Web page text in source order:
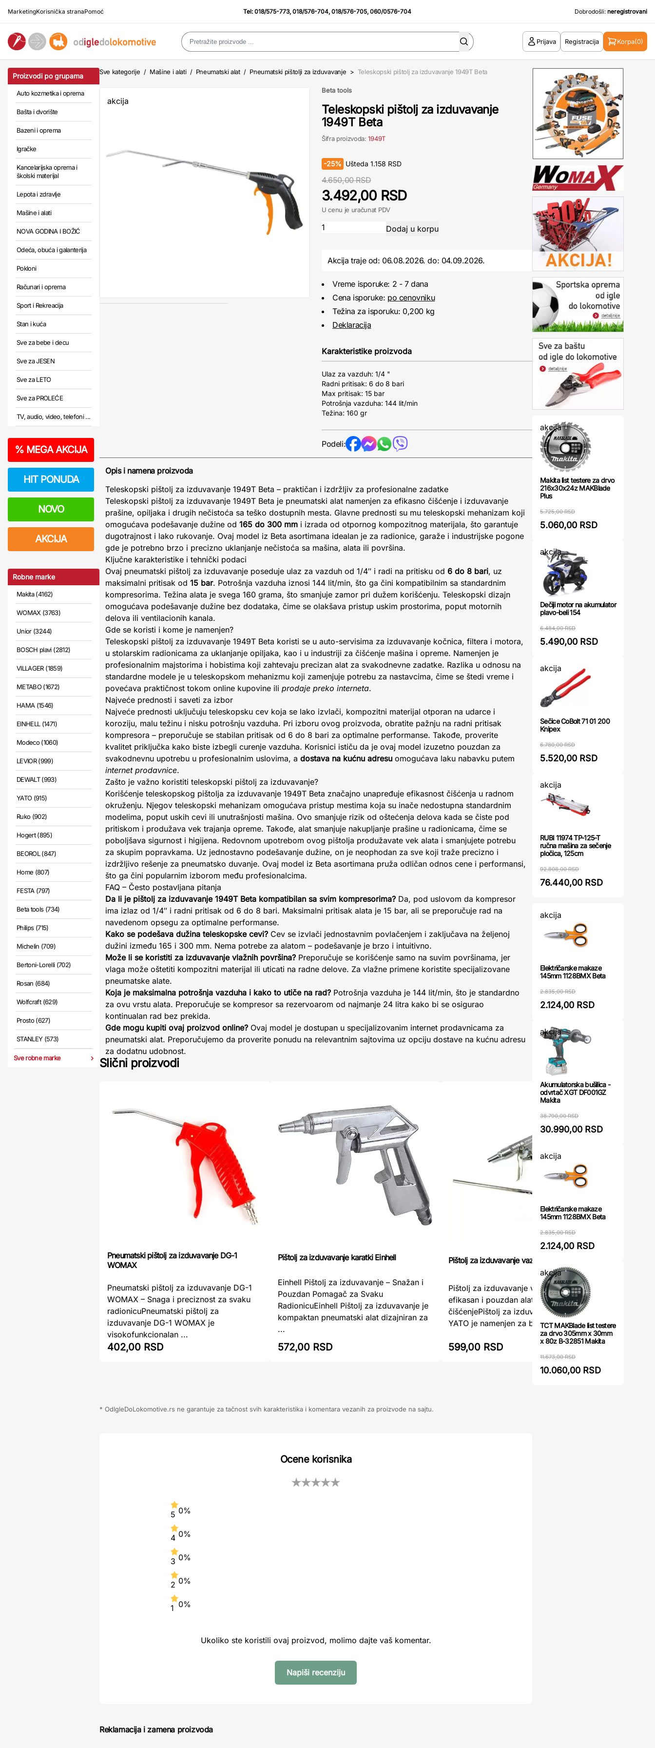
MarketingKorisnička stranaPomoć Tel:018/575-773,018/576-704,018/576-705,060/0576-704 Dobrodošli: neregistrovani
Prijava Registracija Korpa(0)
Proizvodi po grupama
Auto kozmetika i oprema
Bašta i dvorište
Bazeni i oprema
Igračke
Kancelarijska oprema i
školski materijal
Lepota i zdravlje
Mašine i alati
NOVA GODINA I BOŽIĆ
Odeća, obuća i galanterija
Pokloni
Računari i oprema
Sport i Rekreacija
Stan i kuća
Sve za bebe i decu
Sve za JESEN
Sve za LETO
Sve za PROLEĆE
TV, audio, video, telefoni ...
% MEGA AKCIJA
HIT PONUDA
NOVO
AKCIJA
Robne marke
Makita (4162)
WOMAX (3763)
Unior (3244)
BOSCH plavi (2812)
VILLAGER (1859)
METABO (1672)
HAMA (1546)
EINHELL (1471)
Modeco (1060)
LEVIOR (999)
DEWALT (993)
YATO (915)
Ruko (902)
Hogert (895)
BEOROL (847)
Home (807)
FESTA (797)
Beta tools (734)
Philips (715)
Michelin (709)
Bertoni-Lorelli (702)
Rosan (684)
Wolfcraft (629)
Prosto (627)
STANLEY (573)
Sve robne marke
Sve kategorije / Mašine i alati / Pneumatski alat / Pneumatski pištolji za izduvavanje > Teleskopski pištolj za izduvavanje 1949T Beta
akcija
Beta tools
Teleskopski pištolj za izduvavanje
1949T Beta
Šifra proizvoda:1949T
-25% Ušteda 1.158 RSD
4.650,00 RSD
3.492,00 RSD
U cenu je uračunat PDV
Akcija traje od: 06.08.2026.do: 04.09.2026.
Vreme isporuke: 2 - 7 dana
Cena isporuke: po cenovniku
Težina za isporuku: 0,200 kg
Deklaracija
Karakteristike proizvoda
Ulaz za vazduh: 1/4 "
Radni pritisak: 6 do 8 bari
Max pritisak: 15 bar
Potrošnja vazduha: 144 lit/min
Težina: 160 gr
Podeli:
Opis i namena proizvoda
Teleskopski pištolj za izduvavanje 1949T Beta – praktičan i izdržljiv za profesionalne zadatke
Teleskopski pištolj za izduvavanje 1949T Beta je pneumatski alat namenjen za efikasno čišćenje i izduvavanje
prašine, opiljaka i drugih nečistoća sa teško dostupnih mesta. Glavne prednosti su mu teleskopski mehanizam koji
omogućava podešavanje dužine od 165 do 300 mm i izrada od otpornog kompozitnog materijala, što garantuje
dugotrajnost i lako rukovanje. Ovaj model iz Beta asortimana idealan je za radionice, garaže i industrijske pogone
gde je potrebno brzo i precizno uklanjanje nečistoća sa mašina, alata ili površina.
Ključne karakteristike i tehnički podaci
Ovaj pneumatski pištolj za izduvavanje poseduje ulaz za vazduh od 1/4″ i radi na pritisku od 6 do 8 bari, uz
maksimalni pritisak od 15 bar. Potrošnja vazduha iznosi 144 lit/min, što ga čini kompatibilnim sa standardnim
kompresorima. Težina alata je svega 160 grama, što smanjuje zamor pri dužem korišćenju. Teleskopski dizajn
omogućava podešavanje dužine bez dodataka, čime se olakšava pristup uskim prostorima, poput motornih
delova ili ventilacionih kanala.
Gde se koristi i kome je namenjen?
Teleskopski pištolj za izduvavanje 1949T Beta koristi se u auto-servisima za izduvavanje kočnica, filtera i motora,
u stolarskim radionicama za uklanjanje opiljaka, kao i u industriji za čišćenje mašina i opreme. Namenjen je
profesionalnim majstorima i hobistima koji zahtevaju precizan alat za svakodnevne zadatke. Razlika u odnosu na
standardne modele je u teleskopskom mehanizmu koji zamenjuje potrebu za nastavcima, čime se štedi vreme i
povećava praktičnost tokom online kupovine ili prodaje preko interneta.
Najveće prednosti i saveti za izbor
Najveće prednosti uključuju teleskopsku cev koja se lako izvlači, kompozitni materijal otporan na udarce i
koroziju, malu težinu i nisku potrošnju vazduha. Pri izboru ovog proizvoda, obratite pažnju na radni pritisak
kompresora – preporučuje se stabilan pritisak od 6 do 8 bari za optimalne performanse. Takođe, proverite
kvalitet priključka kako biste izbegli curenje vazduha. Korisnici ističu da je ovaj model izuzetno pouzdan za
svakodnevnu upotrebu u profesionalnim uslovima, a dostava na kućnu adresu omogućava laku nabavku putem
internet prodavnice.
Zašto je važno koristiti teleskopski pištolj za izduvavanje?
Korišćenje teleskopskog pištolja za izduvavanje 1949T Beta značajno unapređuje efikasnost čišćenja u radnom
okruženju. Njegov teleskopski mehanizam omogućava pristup mestima koja su inače nedostupna standardnim
modelima, poput uskih cevi ili unutrašnjosti mašina. Ovo smanjuje rizik od oštećenja delova kada se čiste pod
pritiskom i produžava vek trajanja opreme. Takođe, alat smanjuje nakupljanje prašine u radionicama, čime se
poboljšava sigurnost i higijena. Redovnom upotrebom ovog pištolja produžavate vek alata i smanjujete potrebu
za skupim popravkama. Uz jednostavno podešavanje dužine, on je neophodan za sve koji traže precizno i
izdržljivo rešenje za pneumatsko duvanje. Ovaj model iz Beta asortimana pruža odličan odnos cene i performansi,
što ga čini popularnim izborom među profesionalcima.
FAQ – Često postavljana pitanja
Da li je pištolj za izduvavanje 1949T Beta kompatibilan sa svim kompresorima? Da, pod uslovom da kompresor
ima izlaz od 1/4″ i radni pritisak od 6 do 8 bari. Maksimalni pritisak alata je 15 bar, ali se preporučuje rad na
navedenom opsegu za optimalne performanse.
Kako se podešava dužina teleskopske cevi? Cev se izvlači jednostavnim povlačenjem i zaključava na željenoj
dužini između 165 i 300 mm. Nema potrebe za alatom – podešavanje je brzo i intuitivno.
Može li se koristiti za izduvavanje vlažnih površina? Preporučuje se korišćenje samo na suvim površinama, jer
vlaga može oštetiti kompozitni materijal ili uticati na radne delove. Za vlažne primene koristite specijalizovane
pneumatske alate.
Koja je maksimalna potrošnja vazduha i kako to utiče na rad? Potrošnja vazduha je 144 lit/min, što je standardno
za ovu vrstu alata. Preporučuje se kompresor sa rezervoarom od najmanje 24 litra kako bi se osigurao
kontinualan rad bez prekida.
Gde mogu kupiti ovaj proizvod online? Ovaj model je dostupan u specijalizovanim internet prodavnicama za
pneumatski alat. Preporučujemo da proverite ponudu na relevantnim sajtovima uz opciju dostave na kućnu adresu
za dodatnu udobnost.
Slični proizvodi
Pneumatski pištolj za izduvavanje DG-1
WOMAX
Pneumatski pištolj za izduvavanje DG-1
WOMAX – Snaga i preciznost za svaku
radionicuPneumatski pištolj za
izduvavanje DG-1 WOMAX je
visokofunkcionalan ...
402,00 RSD
Pištolj za izduvavanje karatki Einhell
Einhell Pištolj za izduvavanje – Snažan i
Pouzdan Pomagač za Svaku
RadionicuEinhell Pištolj za izduvavanje je
kompaktan pneumatski alat dizajniran za
...
572,00 RSD
Pištolj za izduvavanje vazduha YATO
Pištolj za izduvavanje vazduha YATO –
efikasan i pouzdan alat za svakodnevno
čišćenjePištolj za izduvavanje vazduha
YATO je namenjen za brzo i efikasn ...
599,00 RSD
* OdIgleDoLokomotive.rs ne garantuje za tačnost svih karakteristika i komentara vezanih za proizvode na sajtu.
Ocene korisnika
5 0%
4 0%
3 0%
2 0%
1 0%
Ukoliko ste koristili ovaj proizvod, molimo dajte vaš komentar.
Napiši recenziju
Reklamacija i zamena proizvoda
akcija
Makita list testere za drvo
216x30x24z MAKBlade
Plus
5.725,00 RSD
5.060,00 RSD
akcija
Dečiji motor na akumulator
plavo-beli 154
6.484,00 RSD
5.490,00 RSD
akcija
Sečice CoBolt 71 01 200
Knipex
6.780,00 RSD
5.520,00 RSD
akcija
RUBI 11974 TP-125-T
ručna mašina za sečenje
pločica, 125cm
92.808,00 RSD
76.440,00 RSD
akcija
Električarske makaze
145mm 1128BMX Beta
2.835,00 RSD
2.124,00 RSD
akcija
Akumulatorska bušilica -
odvrtač XGT DF001GZ
Makita
38.790,00 RSD
30.990,00 RSD
akcija
Električarske makaze
145mm 1128BMX Beta
2.835,00 RSD
2.124,00 RSD
akcija
TCT MAKBlade list testere
za drvo 305mm x 30mm
x 80z B-32851 Makita
11.673,00 RSD
10.060,00 RSD